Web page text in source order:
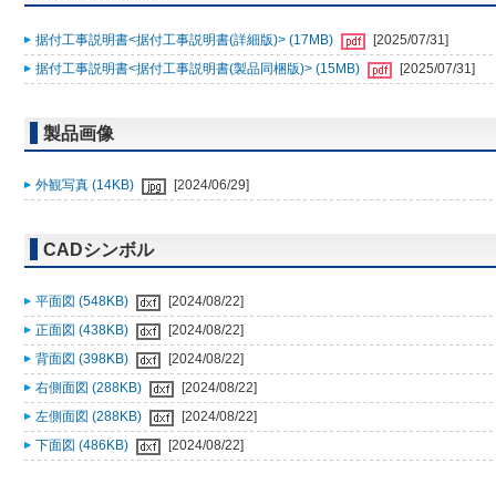
据付工事説明書<据付工事説明書(詳細版)> (17MB)
[2025/07/31]
据付工事説明書<据付工事説明書(製品同梱版)> (15MB)
[2025/07/31]
製品画像
外観写真 (14KB) [2024/06/29]
CADシンボル
平面図 (548KB)
[2024/08/22]
正面図 (438KB)
[2024/08/22]
背面図 (398KB)
[2024/08/22]
右側面図 (288KB)
[2024/08/22]
左側面図 (288KB)
[2024/08/22]
下面図 (486KB)
[2024/08/22]